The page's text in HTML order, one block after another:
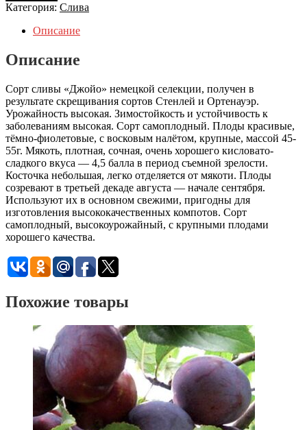
Категория: Слива
Описание
Описание
Сорт сливы «Джойо» немецкой селекции, получен в
результате скрещивания сортов Стенлей и Ортенауэр.
Урожайность высокая. Зимостойкость и устойчивость к
заболеваниям высокая. Сорт самоплодный. Плоды красивые,
тёмно-фиолетовые, с восковым налётом, крупные, массой 45-
55г. Мякоть, плотная, сочная, очень хорошего кисловато-
сладкого вкуса — 4,5 балла в период съемной зрелости.
Косточка небольшая, легко отделяется от мякоти. Плоды
созревают в третьей декаде августа — начале сентября.
Используют их в основном свежими, пригодны для
изготовления высококачественных компотов. Сорт
самоплодный, высокоурожайный, с крупными плодами
хорошего качества.
Похожие товары